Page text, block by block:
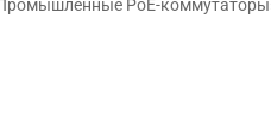
PoE-коммутаторы